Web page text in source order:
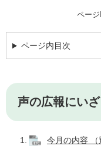
ペー
ページ内目次
声の広報にい
今月の内容 （